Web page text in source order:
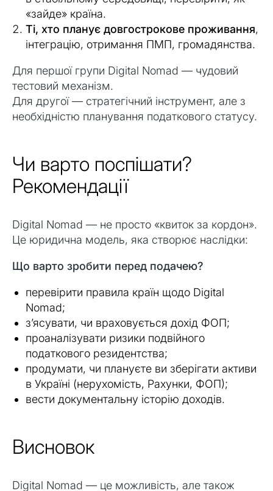
«зайде» країна.
Ті, хто планує довгострокове проживання,
інтеграцію, отримання ПМП, громадянства.
Для першої групи Digital Nomad — чудовий
тестовий механізм.
Для другої — стратегічний інструмент, але з
необхідністю планування податкового статусу.
Чи варто поспішати?
Рекомендації
Digital Nomad — не просто «квиток за кордон».
Це юридична модель, яка створює наслідки:
Що варто зробити перед подачею?
перевірити правила країн щодо Digital
Nomad;
з’ясувати, чи враховується дохід ФОП;
проаналізувати ризики подвійного
податкового резидентства;
продумати, чи плануєте ви зберігати активи
в Україні (нерухомість, Рахунки, ФОП);
вести документальну історію доходів.
Висновок
Digital Nomad — це можливість, але також